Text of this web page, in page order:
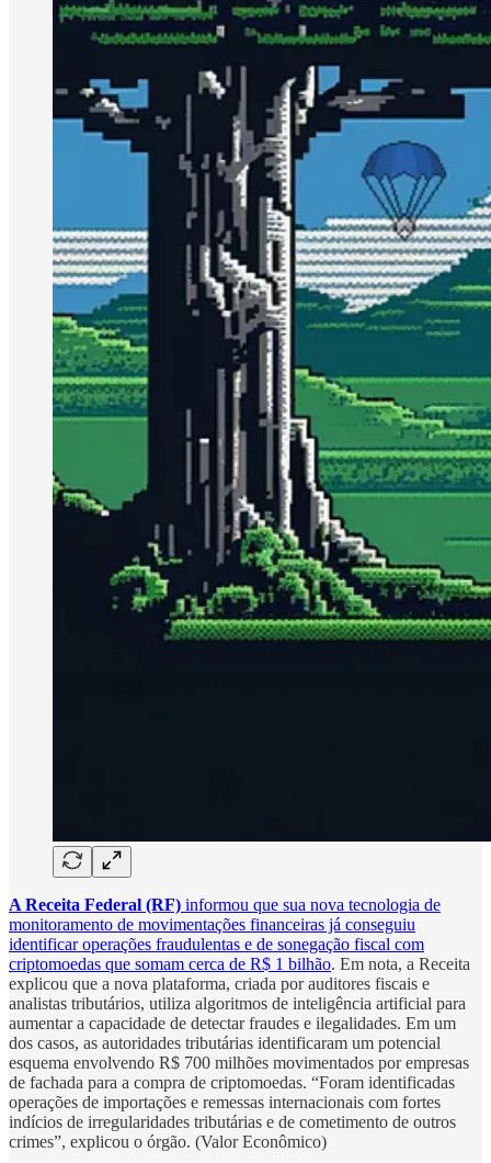
A Receita Federal (RF) informou que sua nova tecnologia de
monitoramento de movimentações financeiras já conseguiu
identificar operações fraudulentas e de sonegação fiscal com
criptomoedas que somam cerca de R$ 1 bilhão. Em nota, a Receita
explicou que a nova plataforma, criada por auditores fiscais e
analistas tributários, utiliza algoritmos de inteligência artificial para
aumentar a capacidade de detectar fraudes e ilegalidades. Em um
dos casos, as autoridades tributárias identificaram um potencial
esquema envolvendo R$ 700 milhões movimentados por empresas
de fachada para a compra de criptomoedas. “Foram identificadas
operações de importações e remessas internacionais com fortes
indícios de irregularidades tributárias e de cometimento de outros
crimes”, explicou o órgão. (Valor Econômico)